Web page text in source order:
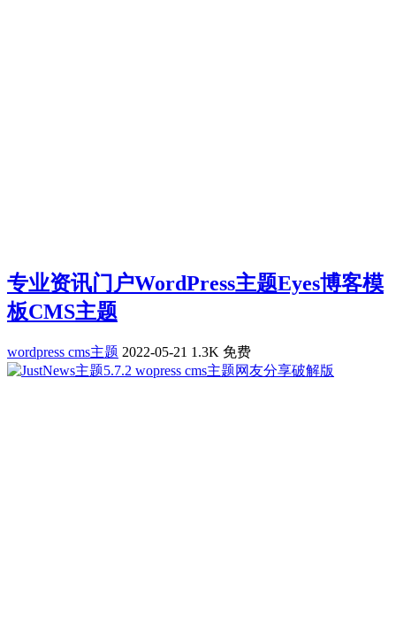
专业资讯门户WordPress主题Eyes博客模
板CMS主题
wordpress cms主题 2022-05-21 1.3K 免费